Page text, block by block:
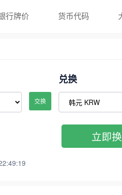
行牌价 货币代码
交换
兑换
立即